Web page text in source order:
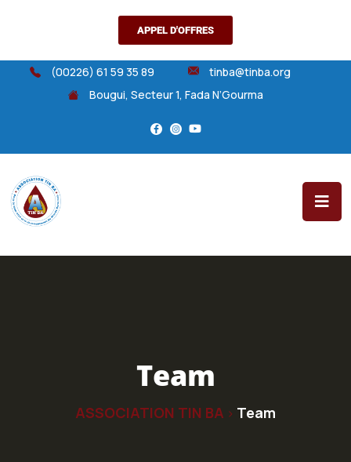
APPEL D'OFFRES
(00226) 61 59 35 89
tinba@tinba.org
Bougui, Secteur 1, Fada N’Gourma
Team
ASSOCIATION TIN BA > Team